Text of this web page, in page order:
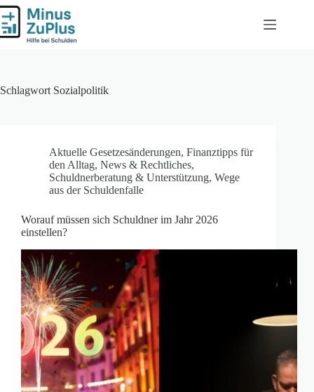
Zum
Inhalt
springen
Schlagwort Sozialpolitik
Aktuelle Gesetzesänderungen, Finanztipps für
den Alltag, News & Rechtliches,
Schuldnerberatung & Unterstützung, Wege
aus der Schuldenfalle
Worauf müssen sich Schuldner im Jahr 2026
einstellen?